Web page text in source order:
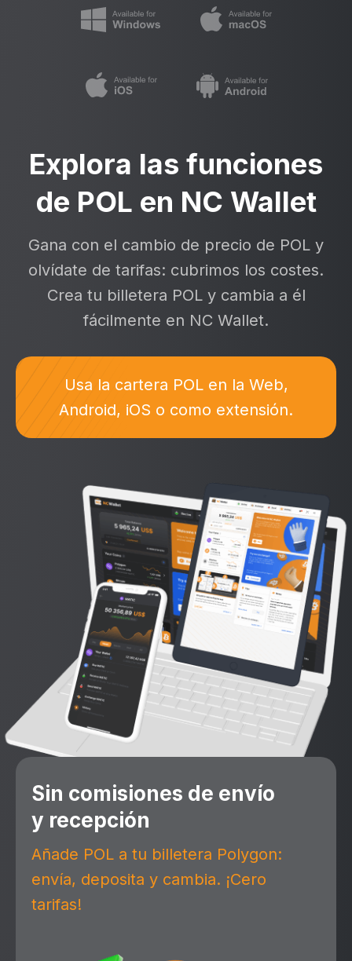
Explora las funciones
de POL en NC Wallet
Gana con el cambio de precio de POL y
olvídate de tarifas: cubrimos los costes.
Crea tu billetera POL y cambia a él
fácilmente en NC Wallet.
Usa la cartera POL en la Web,
Android, iOS o como extensión.
Sin comisiones de envío
y recepción
Añade POL a tu billetera Polygon:
envía, deposita y cambia. ¡Cero
tarifas!